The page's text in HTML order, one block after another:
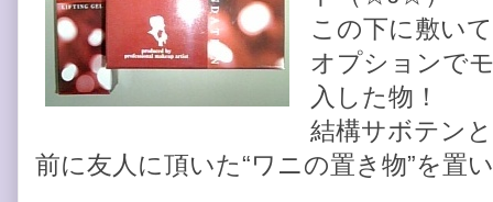
この下に敷い
オプションで
入した物！
結構サボテン
前に友人に頂いた“ワニの置き物”を置